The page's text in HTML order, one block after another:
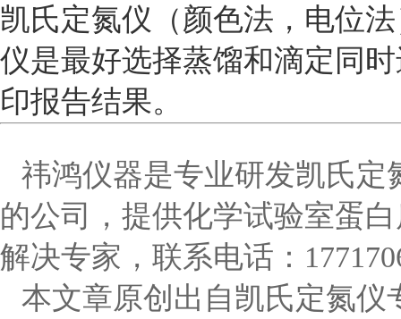
凯氏定氮仪（颜色法，电位
仪是最好选择蒸馏和滴定同
印报告结果。
祎鸿仪器是专业研发凯氏
的公司，提供化学试验室蛋
解决专家，联系电话：
本文章原创出自凯氏定氮仪